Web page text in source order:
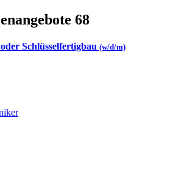
68
Schlüsselfertigbau (w/d/m)